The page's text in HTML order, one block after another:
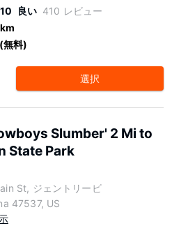
良い 410 レビュー
無料)
選択
Slumber' 2 Mi to
State Park
St, ジェントリービ
47537, US